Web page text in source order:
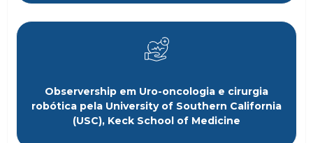
Observership em Uro-oncologia e cirurgia
robótica pela University of Southern California
(USC), Keck School of Medicine